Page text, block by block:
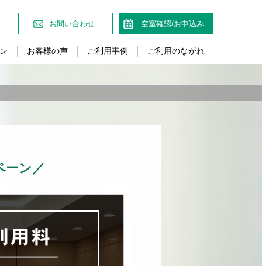
お問い合わせ 空室確認/お申込み
お客様の声 ご利用事例 ご利用のながれ
ーン／